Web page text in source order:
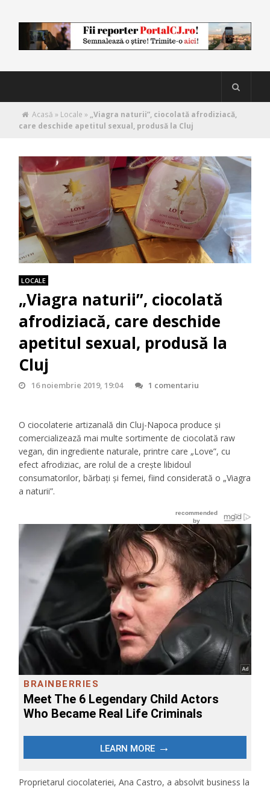
Acasă » Locale » „Viagra naturii”, ciocolată afrodiziacă,
care deschide apetitul sexual, produsă la Cluj
LOCALE
„Viagra naturii”, ciocolată
afrodiziacă, care deschide
apetitul sexual, produsă la
Cluj
16 noiembrie 2019, 19:04 1 comentariu
O ciocolaterie artizanală din Cluj-Napoca produce şi
comercializează mai multe sortimente de ciocolată raw
vegan, din ingrediente naturale, printre care „Love”, cu
efect afrodiziac, are rolul de a creşte libidoul
consumatorilor, bărbaţi şi femei, fiind considerată o „Viagra
a naturii”.
Proprietarul ciocolateriei, Ana Castro, a absolvit business la